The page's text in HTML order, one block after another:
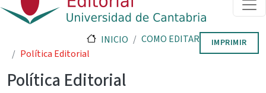
INICIO
COMO EDITAR
Política Editorial
Política Editorial
IMPRIMIR